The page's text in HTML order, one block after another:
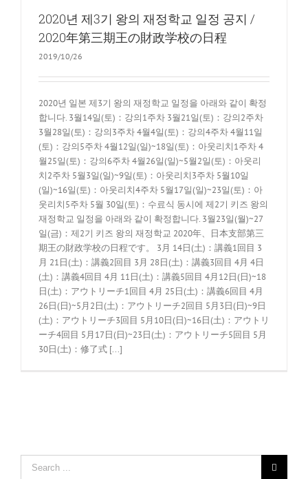
2020년 제3기 왕의 재정학교 일정 공지 /
2020年第三期王の財政学校の日程
2019/10/26
2020년 일본 제3기 왕의 재정학교 일정을 아래와 같이 확정
합니다. 3월14일(토)：강의1주차 3월21일(토)：강의2주차
3월28일(토)：강의3주차 4월4일(토)：강의4주차 4월11일
(토)：강의5주차 4월12일(일)~18일(토)：아웃리치1주차 4
월25일(토)：강의6주차 4월26일(일)~5월2일(토)：아웃리
치2주차 5월3일(일)~9일(토)：아웃리치3주차 5월10일
(일)~16일(토)：아웃리치4주차 5월17일(일)~23일(토)：아
웃리치5주차 5월 30일(토)：수료식 동시에 제2기 키즈 왕의
재정학교 일정을 아래와 같이 확정합니다. 3월23일(월)~27
일(금)：제2기 키즈 왕의 재정학교 2020年、日本支部第三
期王の財政学校の日程です。 3月 14日(土)：講義1回目 3
月 21日(土)：講義2回目 3月 28日(土)：講義3回目 4月 4日
(土)：講義4回目 4月 11日(土)：講義5回目 4月12日(日)~18
日(土)：アウトリーチ1回目 4月 25日(土)：講義6回目 4月
26日(日)~5月2日(土)：アウトリーチ2回目 5月3日(日)~9日
(土)：アウトリーチ3回目 5月10日(日)~16日(土)：アウトリ
ーチ4回目 5月17日(日)~23日(土)：アウトリーチ5回目 5月
30日(土)：修了式 [...]
Search